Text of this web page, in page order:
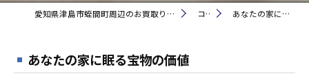
愛知県津島市蛭間町周辺のお買取りなら買取大吉 ヤマナカ神守店 コラム あなたの家に眠る宝物の価値
あなたの家に眠る宝物の価値